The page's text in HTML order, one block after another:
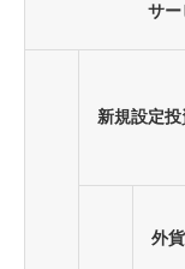
サー
新規設定
外